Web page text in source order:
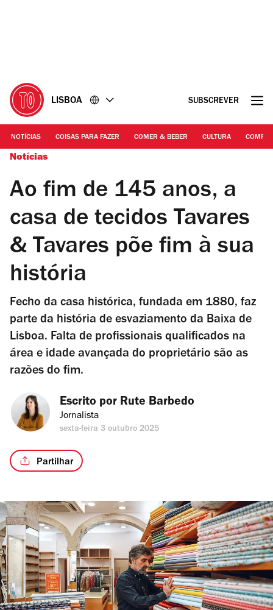
LISBOA SUBSCREVER
NOTÍCIAS COISAS PARA FAZER COMER & BEBER CULTURA
Notícias
Ao fim de 145 anos, a
casa de tecidos Tavares
& Tavares põe fim à sua
história
Fecho da casa histórica, fundada em 1880, faz
parte da história de esvaziamento da Baixa de
Lisboa. Falta de profissionais qualificados na
área e idade avançada do proprietário são as
razões do fim.
Escrito por Rute Barbedo
Jornalista
sexta-feira 3 outubro 2025
Partilhar